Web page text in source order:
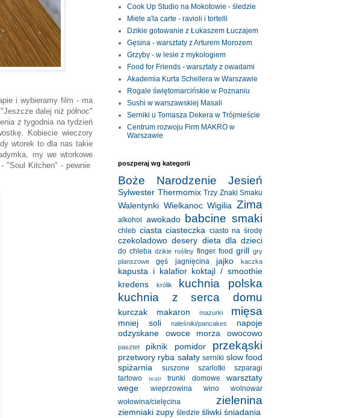
i wybieramy film - ma
dalej niż północ"
z tygodnia na tydzień
Kobiecie wieczory
wtorek to dla nas takie
my we wtorkowe
"Soul Kitchen" - pewnie
Cook Up Studio na Mokotowie - śledzie
Miele a'la carte - ravioli i tortelli
Dzikie gotowanie z Łukaszem Łuczajem
Gęsina - warsztaty z Arturem Morozem
Grzyby - w lesie z mykologiem
Food for Friends - warsztaty z owadami
Akademia Kurta Schellera w Warszawie
Rogale świętomarcińskie w Poznaniu
Sushi w warszawskiej Masali
Serniki u Tomasza Dekera w Trójmieście
Centrum rozwoju Firm MAKRO w
Warszawie
poszperaj wg kategorii
Boże Narodzenie Jesień
Sylwester Thermomix Trzy Znaki Smaku
Walentynki Wielkanoc Wigilia Zima
alkohol awokado babcine smaki
chleb ciasta ciasteczka ciasto na środę
czekoladowo desery dieta dla dzieci
do chleba dzikie rośliny finger food grill gry
planszowe
gęś jagnięcina jajko kaczka
kapusta i kalafior koktajl / smoothie
kredens
królik
kuchnia polska
kuchnia z serca domu
kurczak makaron mazurki mięsa
mniej soli naleśniki/pancakes
napoje
odzyskane
owoce morza owocowo
pasztet piknik pomidor przekąski
przetwory ryba sałaty serniki slow food
spiżarnia
suszone szarlotki
szparagi
tartowo
teatr trunki domowe
warsztaty
wege
wieprzowina wino
wolnowar
wołowina/cielęcina
zielenina
ziemniaki zupy śledzie śliwki śniadania